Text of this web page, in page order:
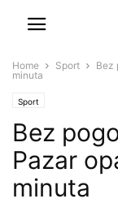
Home Sport
Bez
minuta
Sport
Bez
Pazar
minuta